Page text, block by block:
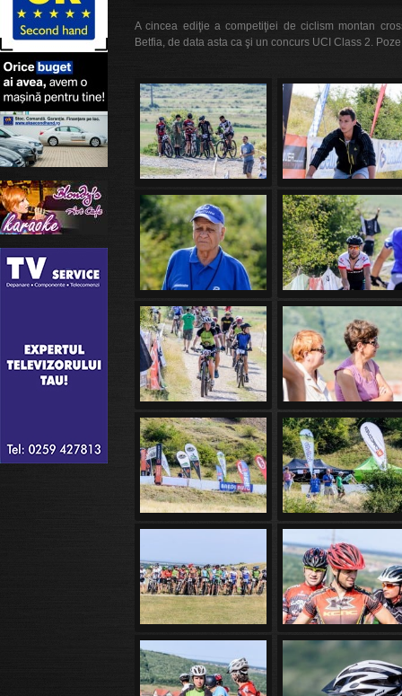
A cincea ediţie a competiţiei de ciclism montan
Betfia, de data asta ca şi un concurs UCI Class 2.